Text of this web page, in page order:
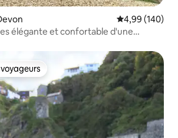
Évaluation
4,99 (140)
élégante et confortable d'une
les plus appréciés